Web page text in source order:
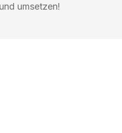
umsetzen!